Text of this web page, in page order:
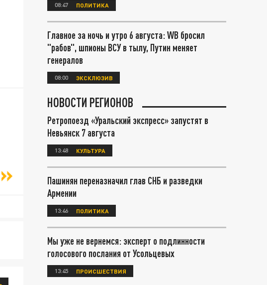
08:47 ПОЛИТИКА
Главное за ночь и утро 6 августа: WB бросил
"рабов", шпионы ВСУ в тылу, Путин меняет
генералов
08:00 ЭКСКЛЮЗИВ
НОВОСТИ РЕГИОНОВ
Ретропоезд «Уральский экспресс» запустят в
Невьянск 7 августа
13:48 КУЛЬТУРА
Пашинян переназначил глав СНБ и разведки
Армении
13:46 ПОЛИТИКА
Мы уже не вернемся: эксперт о подлинности
голосового послания от Усольцевых
13:45 ПРОИСШЕСТВИЯ